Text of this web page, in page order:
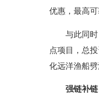
优惠，最高可
与此同时，
点项目，总
化远洋渔船
强链补链